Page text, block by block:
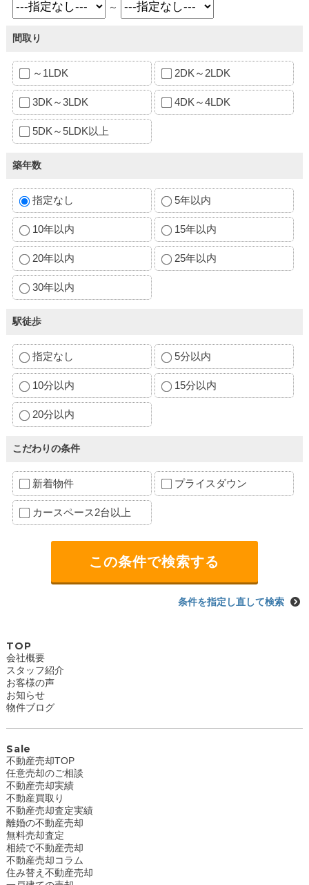
～
間取り
～1LDK 2DK～2LDK
3DK～3LDK 4DK～4LDK
5DK～5LDK以上
築年数
指定なし 5年以内
10年以内 15年以内
20年以内 25年以内
30年以内
駅徒歩
指定なし 5分以内
10分以内 15分以内
20分以内
こだわりの条件
新着物件 プライスダウン
カースペース2台以上
条件を指定し直して検索
TOP
会社概要
スタッフ紹介
お客様の声
お知らせ
物件ブログ
Sale
不動産売却TOP
任意売却のご相談
不動産売却実績
不動産買取り
不動産売却査定実績
離婚の不動産売却
無料売却査定
相続で不動産売却
不動産売却コラム
住み替え不動産売却